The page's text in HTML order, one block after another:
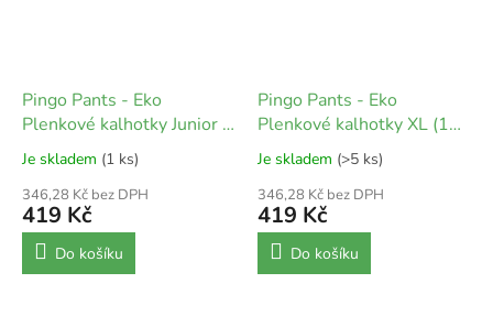
Pingo Pants - Eko
Plenkové kalhotky Junior 5
(12-25 kg) 30 ks
Je skladem (1 ks)
346,28 Kč bez DPH
419 Kč
Do košíku
Pingo Pants - Eko
Plenkové kalhotky XL (15-
30 kg) 30 ks
Je skladem (>5 ks)
346,28 Kč bez DPH
419 Kč
Do košíku